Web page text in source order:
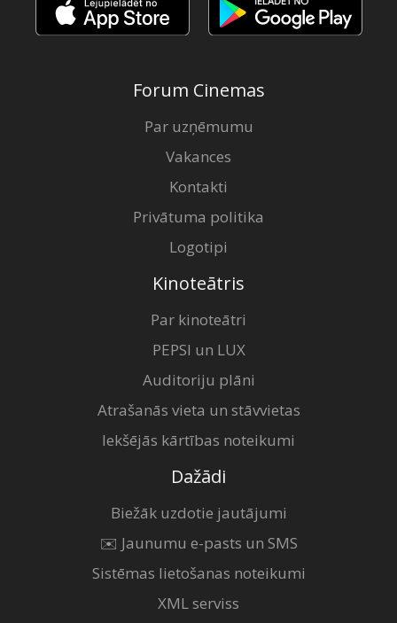
Kino
Klubs
Forum Cinemas
Par uzņēmumu
Vakances
Kontakti
Privātuma politika
Logotipi
Kinoteātris
Par kinoteātri
PEPSI un LUX
Auditoriju plāni
Atrašanās vieta un stāvvietas
Iekšējās kārtības noteikumi
Dažādi
Biežāk uzdotie jautājumi
✉️ Jaunumu e-pasts un SMS
Sistēmas lietošanas noteikumi
XML serviss